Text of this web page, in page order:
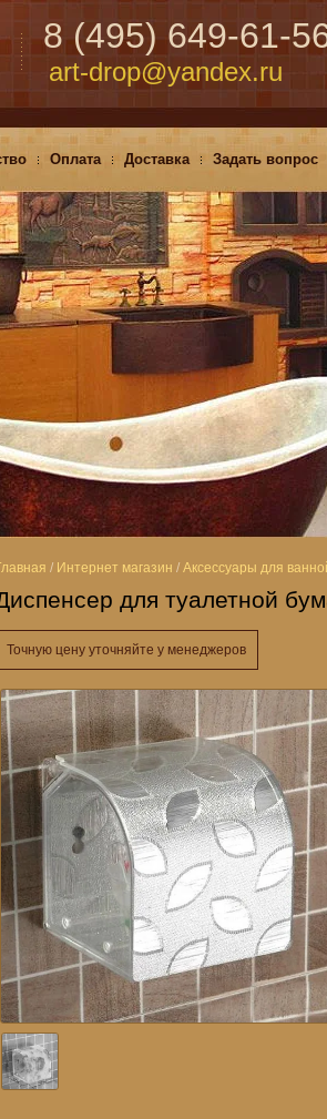
8 (495) 649-61-
art-drop@yandex.ru
Оплата Доставка Задать вопрос
/ Интернет магазин / Аксессуары для
для туалетной
Точную цену уточняйте у менеджеров